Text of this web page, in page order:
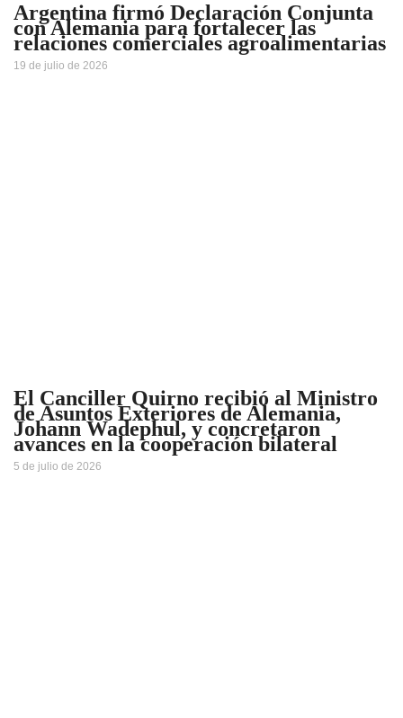
Argentina firmó Declaración Conjunta
con Alemania para fortalecer las
relaciones comerciales agroalimentarias
19 de julio de 2026
El Canciller Quirno recibió al Ministro
de Asuntos Exteriores de Alemania,
Johann Wadephul, y concretaron
avances en la cooperación bilateral
5 de julio de 2026